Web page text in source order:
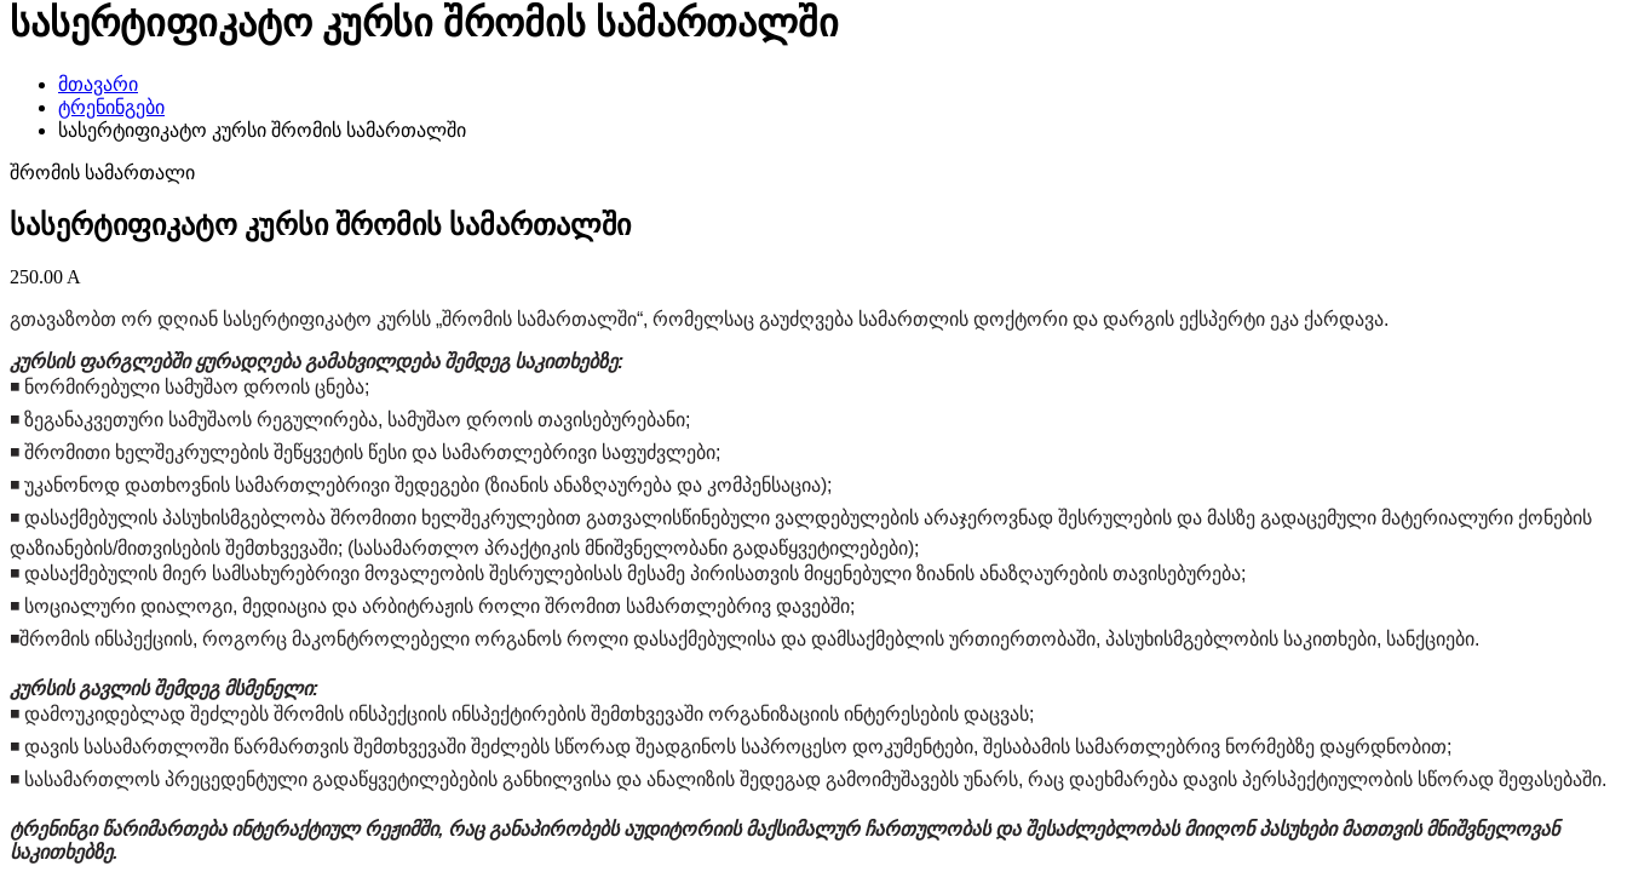
სასერტიფიკატო კურსი შრომის სამართალში
მთავარი
ტრენინგები
სასერტიფიკატო კურსი შრომის სამართალში
შრომის სამართალი
სასერტიფიკატო კურსი შრომის სამართალში
250.00 A
გთავაზობთ ორ დღიან სასერტიფიკატო კურსს „შრომის სამართალში“, რომელსაც გაუძღვება სამართლის დოქტორი და დარგის ექსპერტი ეკა ქარდავა.
კურსის ფარგლებში ყურადღება გამახვილდება შემდეგ საკითხებზე:
◾️ ნორმირებული სამუშაო დროის ცნება;
◾️ ზეგანაკვეთური სამუშაოს რეგულირება, სამუშაო დროის თავისებურებანი;
◾️ შრომითი ხელშეკრულების შეწყვეტის წესი და სამართლებრივი საფუძვლები;
◾️ უკანონოდ დათხოვნის სამართლებრივი შედეგები (ზიანის ანაზღაურება და კომპენსაცია);
◾️ დასაქმებულის პასუხისმგებლობა შრომითი ხელშეკრულებით გათვალისწინებული ვალდებულების არაჯეროვნად შესრულების და მასზე გადაცემული მატერიალური ქონების
დაზიანების/მითვისების შემთხვევაში; (სასამართლო პრაქტიკის მნიშვნელობანი გადაწყვეტილებები);
◾️ დასაქმებულის მიერ სამსახურებრივი მოვალეობის შესრულებისას მესამე პირისათვის მიყენებული ზიანის ანაზღაურების თავისებურება;
◾️ სოციალური დიალოგი, მედიაცია და არბიტრაჟის როლი შრომით სამართლებრივ დავებში;
◾️შრომის ინსპექციის, როგორც მაკონტროლებელი ორგანოს როლი დასაქმებულისა და დამსაქმებლის ურთიერთობაში, პასუხისმგებლობის საკითხები, სანქციები.
კურსის გავლის შემდეგ მსმენელი:
◾️ დამოუკიდებლად შეძლებს შრომის ინსპექციის ინსპექტირების შემთხვევაში ორგანიზაციის ინტერესების დაცვას;
◾️ დავის სასამართლოში წარმართვის შემთხვევაში შეძლებს სწორად შეადგინოს საპროცესო დოკუმენტები, შესაბამის სამართლებრივ ნორმებზე დაყრდნობით;
◾️ სასამართლოს პრეცედენტული გადაწყვეტილებების განხილვისა და ანალიზის შედეგად გამოიმუშავებს უნარს, რაც დაეხმარება დავის პერსპექტიულობის სწორად შეფასებაში.
ტრენინგი წარიმართება ინტერაქტიულ რეჟიმში, რაც განაპირობებს აუდიტორიის მაქსიმალურ ჩართულობას და შესაძლებლობას მიიღონ პასუხები მათთვის მნიშვნელოვან
საკითხებზე.